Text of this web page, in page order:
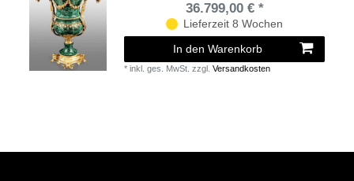
36.799,00 € *
Lieferzeit 8 Wochen
In den Warenkorb
*inkl. ges. MwSt. zzgl.Versandkosten